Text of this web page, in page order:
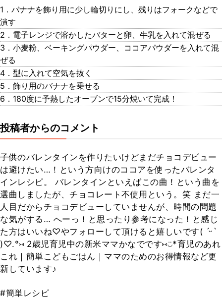
1．バナナを飾り用に少し輪切りにし、残りはフォークなどで
潰す
2．電子レンジで溶かしたバターと卵、牛乳を入れて混ぜる
3．小麦粉、ベーキングパウダー、ココアパウダーを入れて混
ぜる
4．型に入れて空気を抜く
5．飾り用のバナナを乗せる
6．180度に予熱したオーブンで15分焼いて完成！
投稿者からのコメント
子供のバレンタインを作りたいけどまだチョコデビュー
は避けたい…！という方向けのココアを使ったバレンタ
インレシピ。 バレンタインといえばこの曲！という曲を
選曲しましたが、チョコレート不使用という。笑 まだ一
人目だからチョコデビューしていませんが、時間の問題
な気がする… へーっ！と思ったり参考になった！と感じ
た方はいいね♡やフォローして頂けると嬉しいです( ˊᵕˋ
)♡.°⑅ 2歳児育児中の新米ママかなでです⑅◡̈*育児のあれ
これ｜簡単こどもごはん｜ママのためのお得情報など更
新しています♪
#簡単レシピ